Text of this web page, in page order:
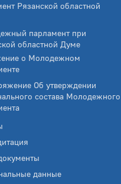
Рязанской областной
парламент при
областной Думе
о Молодежном
Об утверждении
состава Молодежного
данные